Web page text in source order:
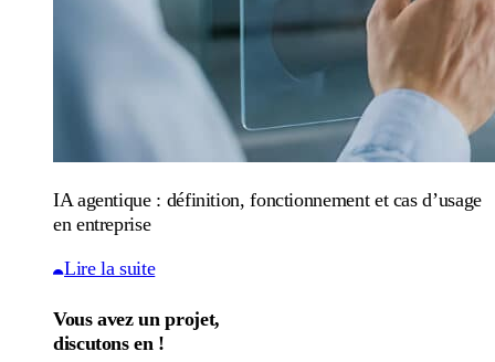
IA agentique : définition, fonctionnement et cas d’usage
en entreprise
Lire la suite
Vous avez un projet,
discutons en !